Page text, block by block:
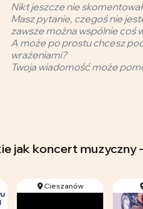
Nikt jeszcze nie
Masz pytanie, czegoś nie
zawsze można wspólnie coś
A może po prostu chcesz
wrażeniami?
Twoja wiadomość może
jak koncert muzyczny
Cieszanów